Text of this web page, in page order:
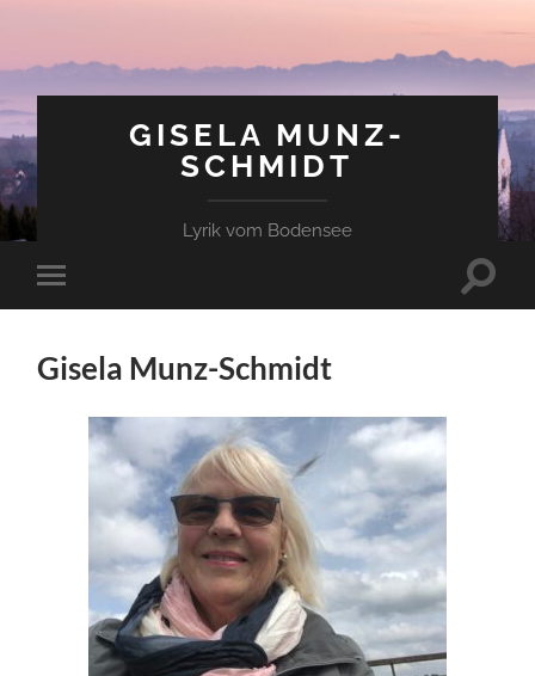
GISELA MUNZ-
SCHMIDT
Lyrik vom Bodensee
Mobile-
Menü
Gisela Munz-Schmidt